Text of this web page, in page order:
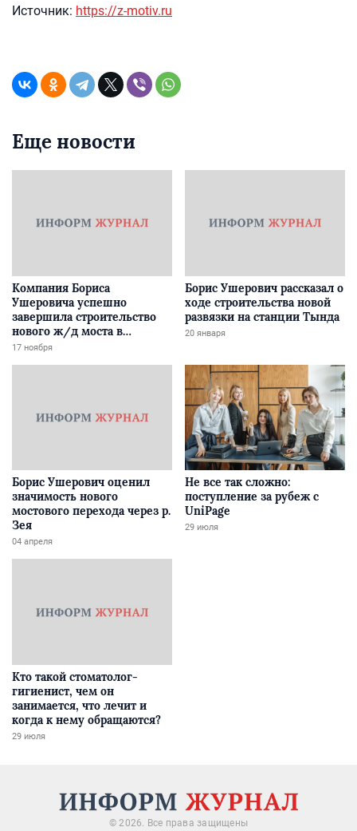
Источник: https://z-motiv.ru
Еще новости
Компания Бориса
Ушеровича успешно
завершила строительство
нового ж/д моста в
Забайкалье
17 ноября
Борис Ушерович рассказал о
ходе строительства новой
развязки на станции Тында
20 января
Борис Ушерович оценил
значимость нового
мостового перехода через р.
Зея
04 апреля
Не все так сложно:
поступление за рубеж с
UniPage
29 июля
Кто такой стоматолог-
гигиенист, чем он
занимается, что лечит и
когда к нему обращаются?
29 июля
© 2026. Все права защищены